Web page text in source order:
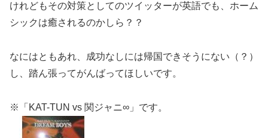
けれどもその対策としてのツイッターが英語でも、ホーム
シックは癒されるのかしら？？
なにはともあれ、成功なしには帰国できそうにない（？）
し、踏ん張ってがんばってほしいです。
※「KAT-TUN vs 関ジャニ∞」です。